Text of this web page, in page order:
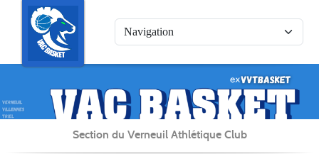
Section du Verneuil Athlétique Club
Panneau de gestion des cookies